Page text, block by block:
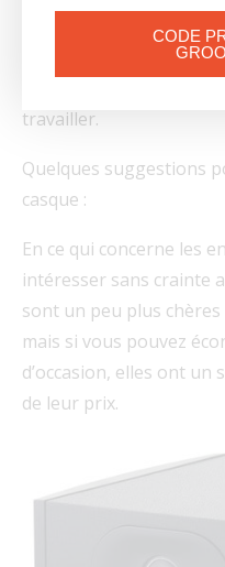
faire des recherches
votre propre opinion ;
travailler.
Quelques suggestions
casque :
En ce qui concerne les
intéresser sans crainte
sont un peu plus
mais si vous pouvez
d’occasion, elles ont
de leur prix.
CODE